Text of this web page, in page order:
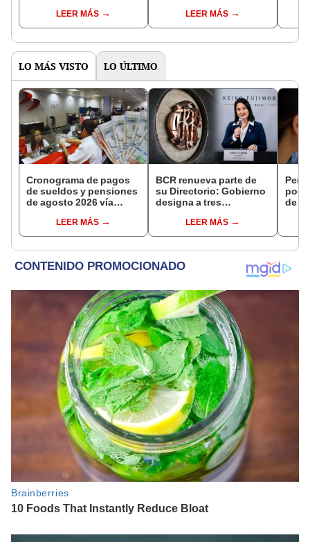
ubican en La Libertad,
Áncash, Arequipa y
LEER MÁS
perfilan con la
reducción de impuestos
LEER MÁS
LO MÁS VISTO LO ÚLTIMO
Cronograma de pagos
de sueldos y pensiones
de agosto 2026 vía
conoce las fechas de
depósito
LEER MÁS
BCR renueva parte de
su Directorio: Gobierno
designa a tres
EjecutivoLEER MÁS
de